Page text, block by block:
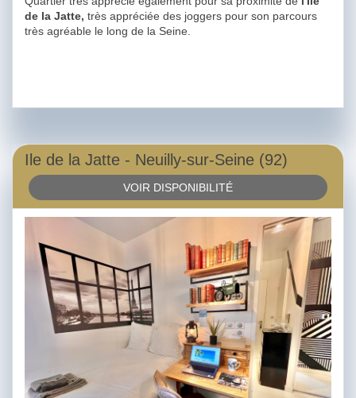
de la Jatte, très appréciée des joggers pour son parcours
très agréable le long de la Seine.
Ile de la Jatte - Neuilly-sur-Seine (92)
VOIR DISPONIBILITÉ